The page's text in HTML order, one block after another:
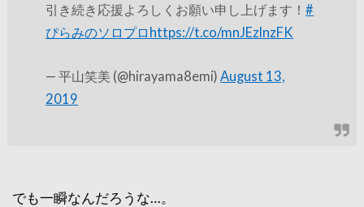
引き続き応援よろしくお願い申し上げます！#
ぴらみのソロプロ https://t.co/mnJEzlnzFK
— 平山笑美 (@hirayama8emi)August 13,
2019
でも一瞬なんだろうな…。